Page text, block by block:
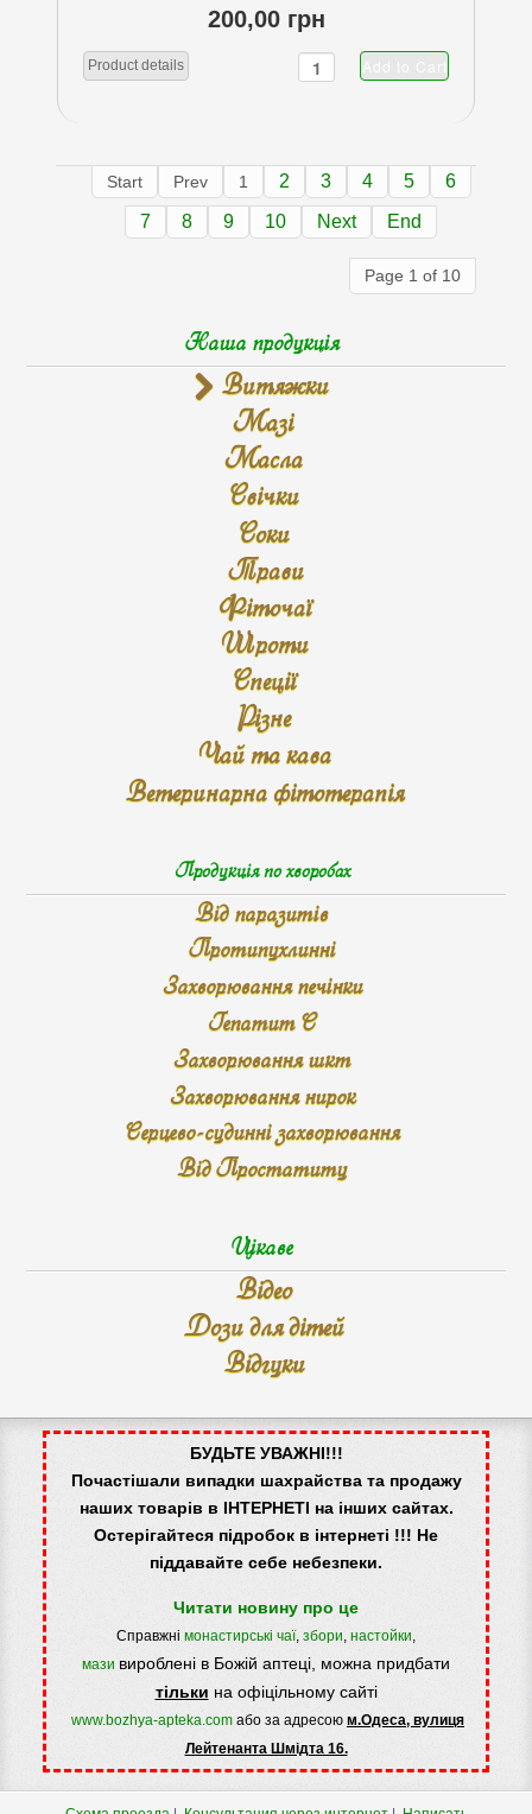
200,00 грн
Product details
Start Prev 1 2 3 4 5
6
7
8 9 10 Next End
Page 1 of 10
Наша продукція
Витяжки
Мазі
Масла
Свічки
Соки
Трави
Фіточаї
Шроти
Спеції
Різне
Чай та кава
Ветеринарна фітотерапія
Продукція по хворобах
Від паразитів
Протипухлинні
Захворювання печінки
Гепатит С
Захворювання шкт
Захворювання нирок
Серцево-судинні захворювання
Від Простатиту
Цікаве
Відео
Дози для дітей
Відгуки
БУДЬТЕ УВАЖНІ!!!
Почастішали випадки шахрайства та продажу
наших товарів в ІНТЕРНЕТІ на інших сайтах.
Остерігайтеся підробок в інтернеті !!! Не
піддавайте себе небезпеки.
Читати новину про це
Справжні монастирські чаї, збори, настойки,
мази вироблені в Божій аптеці, можна придбати
тільки на офіцільному сайті
www.bozhya-apteka.com або за адресою м.Одеса, вулиця
Лейтенанта Шмідта 16.